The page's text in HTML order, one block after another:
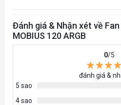
Fan MTTF
Fan Power Connector
Đánh giá & Nhận xét về
MOBIUS 120 ARGB
0/5
đánh giá &
5 sao
4 sao